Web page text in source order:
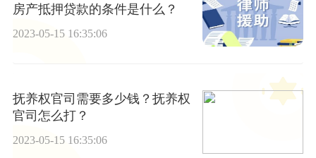
房产抵押贷款的条件是什么？
2023-05-15 16:35:06
抚养权官司需要多少钱？抚养权
官司怎么打？
2023-05-15 16:35:06